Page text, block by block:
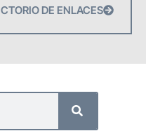
DE ENLACES